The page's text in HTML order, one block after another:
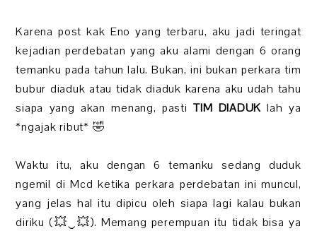
Karena post kak Eno yang terbaru, aku jadi teringat
kejadian perdebatan yang aku alami dengan 6 orang
temanku pada tahun lalu. Bukan, ini bukan perkara tim
bubur diaduk atau tidak diaduk karena aku udah tahu
siapa yang akan menang, pasti TIM DIADUKlah ya
*ngajak ribut* 🤣
Waktu itu, aku dengan 6 temanku sedang duduk
ngemil di Mcd ketika perkara perdebatan ini muncul,
yang jelas hal itu dipicu oleh siapa lagi kalau bukan
diriku (💥‿💥). Memang perempuan itu tidak bisa ya